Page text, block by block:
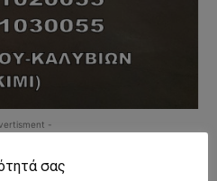
-
σας